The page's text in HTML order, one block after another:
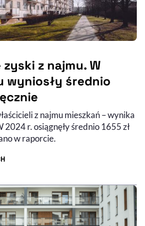
z najmu. W
wyniosły średnio
z najmu mieszkań – wynika
r. osiągnęły średnio 1655 zł
w raporcie.